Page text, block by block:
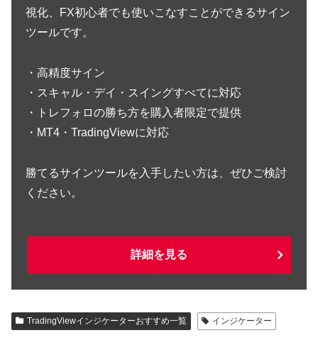
視化、FX初心者でも使いこなすことができるサイン
ツールです。
・高精度サイン
・スキャル・デイ・スイングすべてに対応
・トレフォロの勝ち方を購入者限定で提供
・MT4・TradingViewに対応
勝てるサインツールを入手したい方は、ぜひご検討
ください。
詳細を見る
TradingViewインジケーターおすすめ一覧 インジケーター